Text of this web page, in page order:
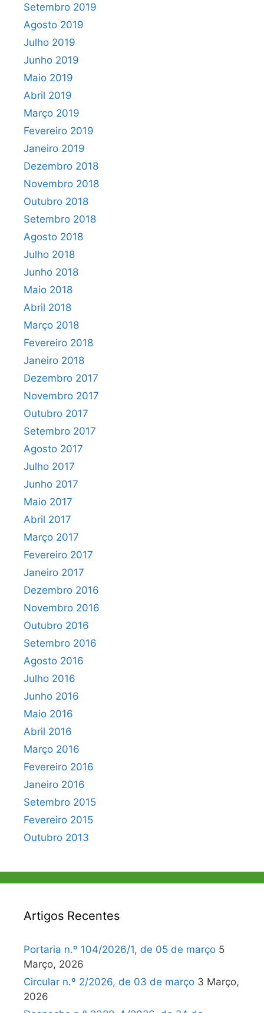
Setembro 2019
Agosto 2019
Julho 2019
Junho 2019
Maio 2019
Abril 2019
Março 2019
Fevereiro 2019
Janeiro 2019
Dezembro 2018
Novembro 2018
Outubro 2018
Setembro 2018
Agosto 2018
Julho 2018
Junho 2018
Maio 2018
Abril 2018
Março 2018
Fevereiro 2018
Janeiro 2018
Dezembro 2017
Novembro 2017
Outubro 2017
Setembro 2017
Agosto 2017
Julho 2017
Junho 2017
Maio 2017
Abril 2017
Março 2017
Fevereiro 2017
Janeiro 2017
Dezembro 2016
Novembro 2016
Outubro 2016
Setembro 2016
Agosto 2016
Julho 2016
Junho 2016
Maio 2016
Abril 2016
Março 2016
Fevereiro 2016
Janeiro 2016
Setembro 2015
Fevereiro 2015
Outubro 2013
Artigos Recentes
Portaria n.º 104/2026/1, de 05 de março 5
Março, 2026
Circular n.º 2/2026, de 03 de março 3 Março,
2026